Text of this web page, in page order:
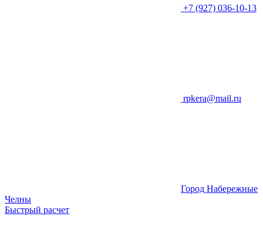
+7 (927) 036-10-13
rpkera@mail.ru
Город Набережные
Челны
Быстрый расчет